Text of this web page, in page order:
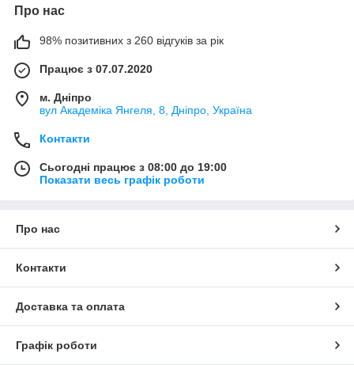
Про нас
98% позитивних з 260 відгуків за рік
Працює з 07.07.2020
м. Дніпро
вул Академіка Янгеля, 8, Дніпро, Україна
Контакти
Сьогодні працює з 08:00 до 19:00
Показати весь графік роботи
Про нас
Контакти
Доставка та оплата
Графік роботи